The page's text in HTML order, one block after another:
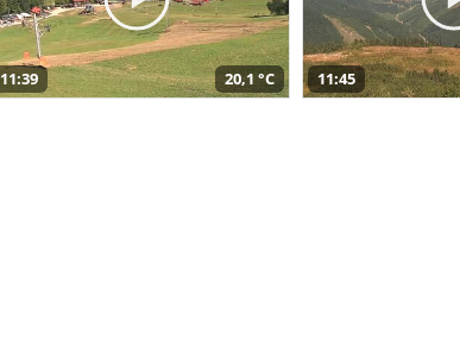
11:39 20,1 °C 11:45